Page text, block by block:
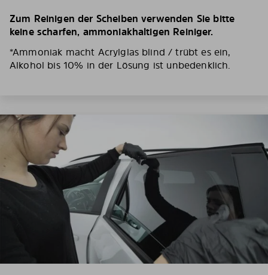
Zum Reinigen der Scheiben verwenden Sie bitte
keine scharfen, ammoniakhaltigen Reiniger.
*Ammoniak macht Acrylglas blind / trübt es ein,
Alkohol bis 10% in der Lösung ist unbedenklich.